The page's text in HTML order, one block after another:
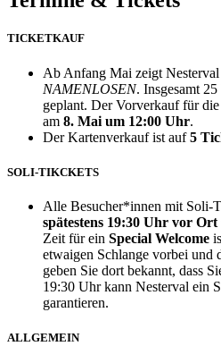
TICKETKAUF
Ab Anfang Mai zeigt
NAMENLOSEN. Insgesamt
geplant. Der Vorverkauf für die
am 8. Mai um 12:00 Uhr.
Der Kartenverkauf ist auf5
SOLI-TIKCKETS
Alle Besucher*innen mit Soli-
spätestens 19:30 Uhr vor Ort
Zeit für ein Special Welcome
etwaigen Schlange vorbei und
geben Sie dort bekannt, dass
19:30 Uhr kann Nesterval ein
garantieren.
ALLGEMEIN